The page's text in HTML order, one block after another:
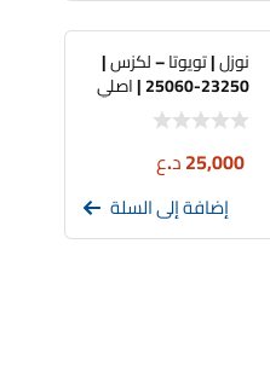
نوزل | تويوتا – لكزس |
23250-25060 | اصلي
تفصيخ
25,000د.ع
إضافة إلى السلة